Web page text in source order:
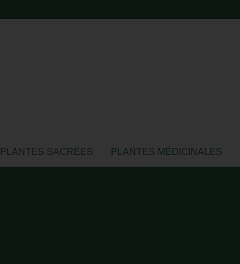
PLANTES SACRÉES PLANTES MÉDICINALES